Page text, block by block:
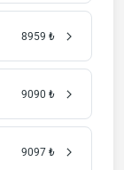
8959 ₺
9090 ₺
9097 ₺